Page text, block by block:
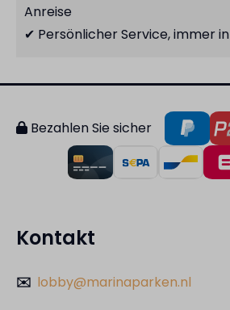
Anreise
✔ Persönlicher Service, immer
Bezahlen Sie sicher
Kontakt
✉️ lobby@marinaparken.nl